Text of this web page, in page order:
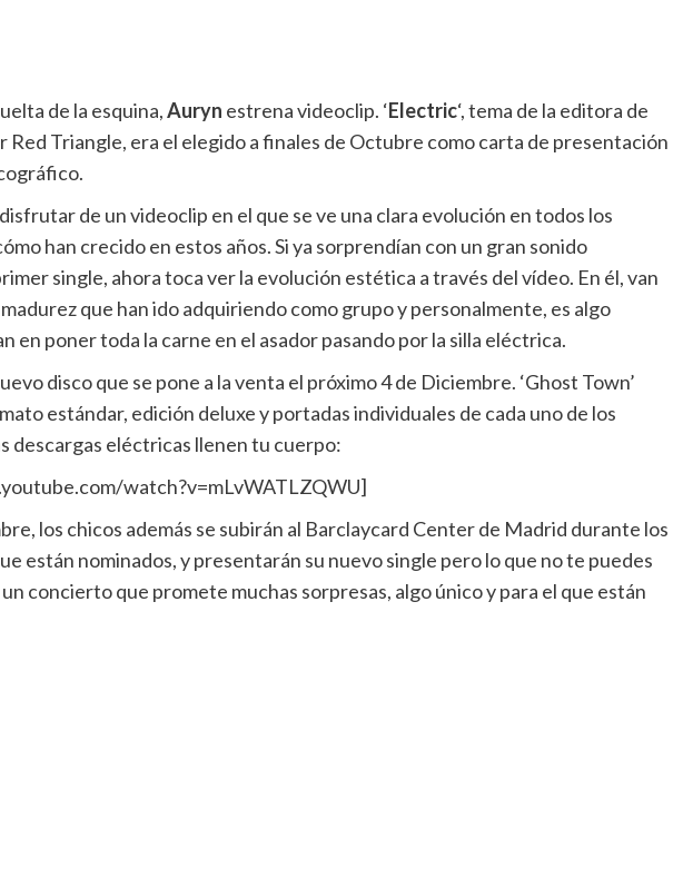
de la esquina,Auryn estrena videoclip. ‘Electric‘, tema de la editora de
Red Triangle, era el elegido a finales de Octubre como carta de presentación
de un videoclip en el que se ve una clara evolución en todos los
han crecido en estos años. Si ya sorprendían con un gran sonido
single, ahora toca ver la evolución estética a través del vídeo. En él, van
que han ido adquiriendo como grupo y personalmente, es algo
en poner toda la carne en el asador pasando por la silla eléctrica.
disco que se pone a la venta el próximo 4 de Diciembre. ‘Ghost Town’
estándar, edición deluxe y portadas individuales de cada uno de los
descargas eléctricas llenen tu cuerpo:
watch?v=mLvWATLZQWU]
los chicos además se subirán al Barclaycard Center de Madrid durante los
están nominados, y presentarán su nuevo single pero lo que no te puedes
concierto que promete muchas sorpresas, algo único y para el que están